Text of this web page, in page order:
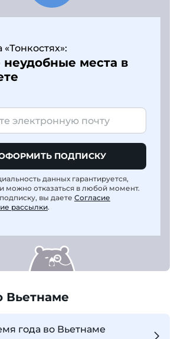
места в
ПОДПИСКУ
данных гарантируется,
можно отказаться в любой момент.
вы даете Согласие
рассылки.
Вьетнаме
года во Вьетнаме